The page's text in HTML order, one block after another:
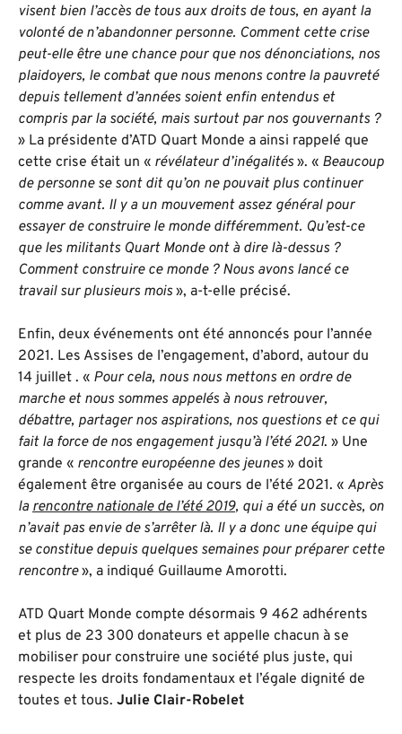
visent bien l’accès de tous aux droits de tous, en ayant la
volonté de n’abandonner personne. Comment cette crise
peut-elle être une chance pour que nos dénonciations, nos
plaidoyers, le combat que nous menons contre la pauvreté
depuis tellement d’années soient enfin entendus et
compris par la société, mais surtout par nos gouvernants ?
» La présidente d’ATD Quart Monde a ainsi rappelé que
cette crise était un « révélateur d’inégalités». « Beaucoup
de personne se sont dit qu’on ne pouvait plus continuer
comme avant. Il y a un mouvement assez général pour
essayer de construire le monde différemment. Qu’est-ce
que les militants Quart Monde ont à dire là-dessus ?
Comment construire ce monde ? Nous avons lancé ce
travail sur plusieurs mois», a-t-elle précisé.
Enfin, deux événements ont été annoncés pour l’année
2021. Les Assises de l’engagement, d’abord, autour du
14 juillet . « Pour cela, nous nous mettons en ordre de
marche et nous sommes appelés à nous retrouver,
débattre, partager nos aspirations, nos questions et ce qui
fait la force de nos engagement jusqu’à l’été 2021. » Une
grande « rencontre européenne des jeunes» doit
également être organisée au cours de l’été 2021. « Après
la rencontre nationale de l’été 2019, qui a été un succès, on
n’avait pas envie de s’arrêter là. Il y a donc une équipe qui
se constitue depuis quelques semaines pour préparer cette
rencontre», a indiqué Guillaume Amorotti.
ATD Quart Monde compte désormais 9 462 adhérents
et plus de 23 300 donateurs et appelle chacun à se
mobiliser pour construire une société plus juste, qui
respecte les droits fondamentaux et l’égale dignité de
toutes et tous. Julie Clair-Robelet